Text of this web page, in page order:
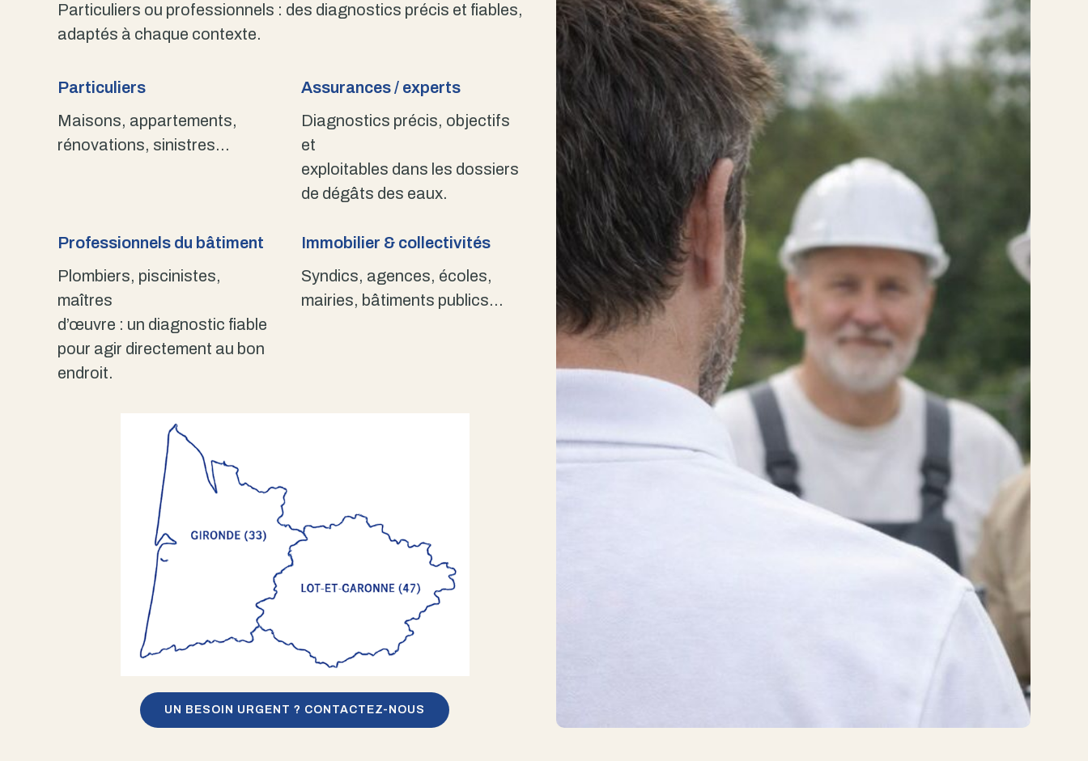
Particuliers ou professionnels : des diagnostics précis et fiables,
adaptés à chaque contexte.
Particuliers
Maisons, appartements,
rénovations, sinistres…
Assurances / experts
Diagnostics précis, objectifs
et
exploitables dans les dossiers
de dégâts des eaux.
Professionnels du bâtiment
Plombiers, piscinistes,
maîtres
d’œuvre : un diagnostic fiable
pour agir directement au bon
endroit.
Immobilier & collectivités
Syndics, agences, écoles,
mairies, bâtiments publics…
UN BESOIN URGENT ? CONTACTEZ-NOUS